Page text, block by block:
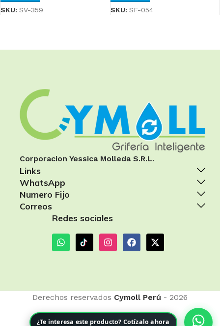
¿Te interesa este producto? Cotízalo ahora
SKU: SV-359 SKU: SF-054
Corporacion Yessica Molleda S.R.L.
Links
WhatsApp
Numero Fijo
Correos
Redes sociales
Derechos reservados Cymoll Perú - 2026